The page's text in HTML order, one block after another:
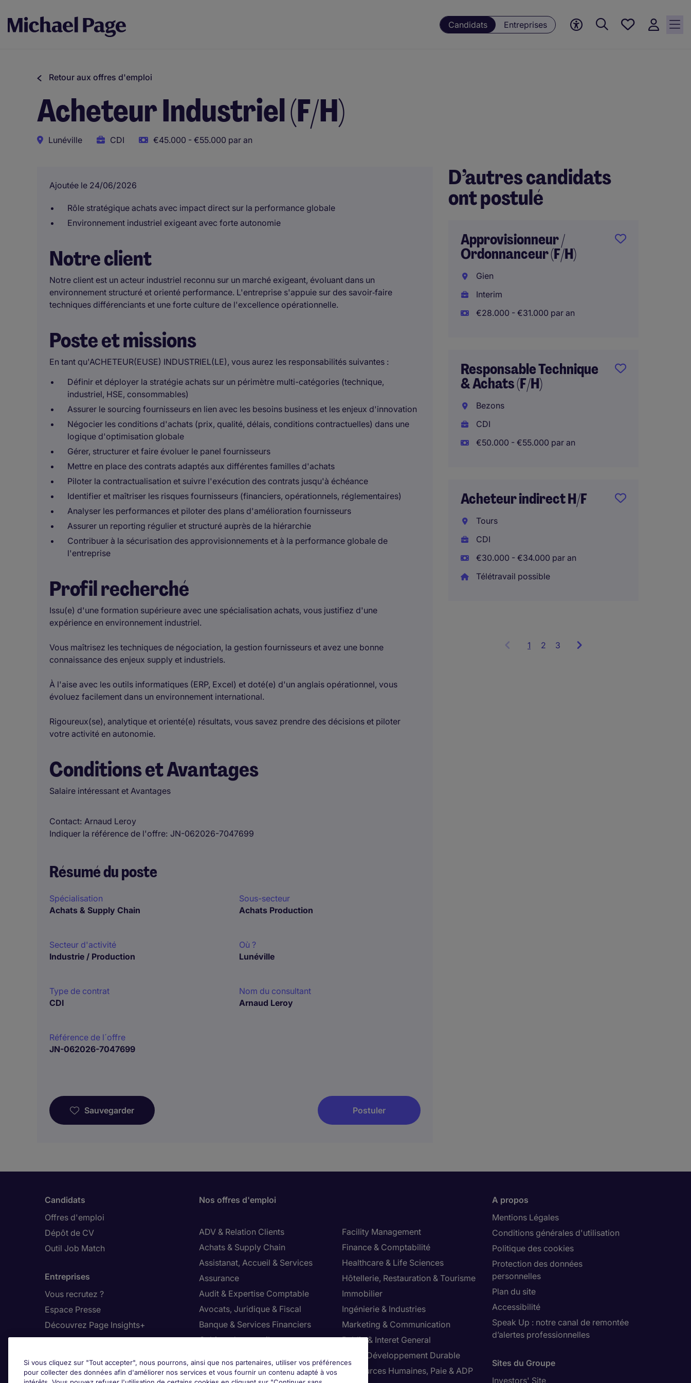
Candidats Entreprises
Mes offres, 0
Retour aux offres d'emploi
Acheteur Industriel (F/H)
Lunéville CDI €45.000 - €55.000 par an
Ajoutée le 24/06/2026
Rôle stratégique achats avec impact direct sur la performance globale
Environnement industriel exigeant avec forte autonomie
Notre client
Notre client est un acteur industriel reconnu sur un marché exigeant, évoluant dans un
environnement structuré et orienté performance. L'entreprise s'appuie sur des savoir‑faire
techniques différenciants et une forte culture de l'excellence opérationnelle.
Poste et missions
En tant qu'ACHETEUR(EUSE) INDUSTRIEL(LE), vous aurez les responsabilités suivantes :
Définir et déployer la stratégie achats sur un périmètre multi-catégories (technique,
industriel, HSE, consommables)
Assurer le sourcing fournisseurs en lien avec les besoins business et les enjeux d'innovation
Négocier les conditions d'achats (prix, qualité, délais, conditions contractuelles) dans une
logique d'optimisation globale
Gérer, structurer et faire évoluer le panel fournisseurs
Mettre en place des contrats adaptés aux différentes familles d'achats
Piloter la contractualisation et suivre l'exécution des contrats jusqu'à échéance
Identifier et maîtriser les risques fournisseurs (financiers, opérationnels, réglementaires)
Analyser les performances et piloter des plans d'amélioration fournisseurs
Assurer un reporting régulier et structuré auprès de la hiérarchie
Contribuer à la sécurisation des approvisionnements et à la performance globale de
l'entreprise
Profil recherché
Issu(e) d'une formation supérieure avec une spécialisation achats, vous justifiez d'une
expérience en environnement industriel.
Vous maîtrisez les techniques de négociation, la gestion fournisseurs et avez une bonne
connaissance des enjeux supply et industriels.
À l'aise avec les outils informatiques (ERP, Excel) et doté(e) d'un anglais opérationnel, vous
évoluez facilement dans un environnement international.
Rigoureux(se), analytique et orienté(e) résultats, vous savez prendre des décisions et piloter
votre activité en autonomie.
Conditions et Avantages
Salaire intéressant et Avantages
Contact Arnaud Leroy
Indiquer la référence de l'offre JN-062026-7047699
Résumé du poste
Spécialisation
Achats & Supply Chain
Sous-secteur
Achats Production
Secteur d'activité
Industrie / Production
Où ?
Lunéville
Type de contrat
CDI
Nom du consultant
Arnaud Leroy
Référence de l´offre
JN-062026-7047699
Sauvegarder Postuler
D’autres candidats
ont postulé
Approvisionneur /
Ordonnanceur (F/H)
Gien
Interim
€28.000 - €31.000 par an
Responsable Technique
& Achats (F/H)
Bezons
CDI
€50.000 - €55.000 par an
Acheteur indirect H/F
Tours
CDI
€30.000 - €34.000 par an
Télétravail possible
1 Showing
2 3
Candidats
Offres d'emploi
Dépôt de CV
Outil Job Match
Entreprises
Vous recrutez ?
Espace Presse
Découvrez Page Insights+
Nos bureaux en France
Nos offres d'emploi
ADV & Relation Clients
Achats & Supply Chain
Assistanat, Accueil & Services
Assurance
Audit & Expertise Comptable
Avocats, Juridique & Fiscal
Banque & Services Financiers
Cabinet de conseil
Construction
Facility Management
Finance & Comptabilité
Healthcare & Life Sciences
Hôtellerie, Restauration & Tourisme
Immobilier
Ingénierie & Industries
Marketing & Communication
Public & Interet General
RSE & Développement Durable
Ressources Humaines, Paie & ADP
A propos
Mentions Légales
Conditions générales d'utilisation
Politique des cookies
Protection des données
personnelles
Plan du site
Accessibilité
Speak Up : notre canal de remontée
d’alertes professionnelles
Sites du Groupe
Investors' Site
Si vous cliquez sur "Tout accepter", nous pourrons, ainsi que nos partenaires, utiliser vos préférences
pour collecter des données afin d'améliorer nos services et vous fournir un contenu adapté à vos